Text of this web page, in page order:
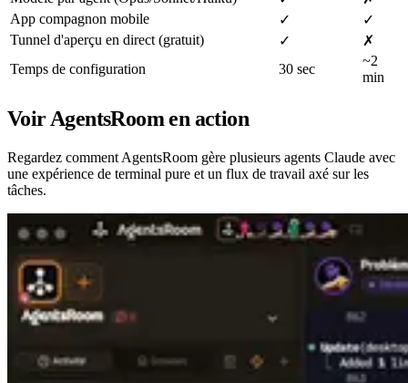
App compagnon mobile
✓
✓
Tunnel d'aperçu en direct (gratuit)
✓
✗
Temps de configuration
30 sec
~2
min
Voir AgentsRoom en action
Regardez comment AgentsRoom gère plusieurs agents Claude avec
une expérience de terminal pure et un flux de travail axé sur les
tâches.